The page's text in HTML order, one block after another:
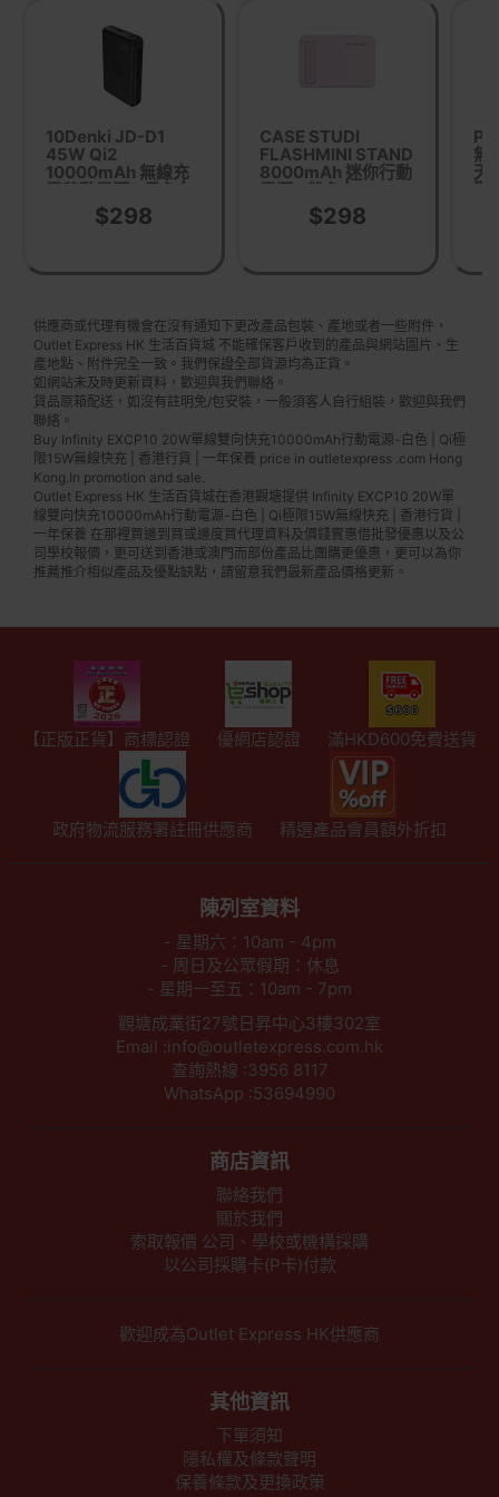
10Denki JD-D1
45W Qi2
10000mAh 無線充
電移動電源 - 黑色 |
插線/磁嚟即時自動
充電 | 15W磁吸無線
$298
CASE STUDI
FLASHMINI STAND
8000mAh 迷你行動
電源 - 粉色 | Tempo
紙巾Size | 製摺疊式
支架 | 香港行貨
$298
無
天
聚
供應商或代理有機會在沒有通知下更改產品包裝、產地或者一些附件，
Outlet Express HK 生活百貨城 不能確保客戶收到的產品與網站圖片、生
產地點、附件完全一致。我們保證全部貨源均為正貨。
如網站未及時更新資料，歡迎與我們聯絡。
貨品原箱配送，如沒有註明免/包安裝，一般須客人自行組裝，歡迎與我們
聯絡。
Buy Infinity EXCP10 20W單線雙向快充10000mAh行動電源-白色 | Qi極
限15W無線快充 | 香港行貨 | 一年保養 price in outletexpress .com Hong
Kong.In promotion and sale.
Outlet Express HK 生活百貨城在香港觀塘提供 Infinity EXCP10 20W單
線雙向快充10000mAh行動電源-白色 | Qi極限15W無線快充 | 香港行貨 |
一年保養 在那裡買邊到買或邊度買代理資料及價錢實惠借批發優惠以及公
司學校報價，更可送到香港或澳門而部份產品比團購更優惠，更可以為你
推薦推介相似產品及優點缺點，請留意我們最新產品價格更新。
【正版正貨】商標認證 優網店認證 滿HKD600免費送貨
政府物流服務署註冊供應商 精選產品會員額外折扣
陳列室資料
- 星期六：10am - 4pm
- 周日及公眾假期：休息
- 星期一至五：10am - 7pm
觀塘成業街27號日昇中心3樓302室
Email :info@outletexpress.com.hk
查詢熱線 :3956 8117
WhatsApp :53694990
商店資訊
聯絡我們
關於我們
索取報價 公司、學校或機構採購
以公司採購卡(P卡)付款
歡迎成為Outlet Express HK供應商
其他資訊
下單須知
隱私權及條款聲明
保養條款及更換政策